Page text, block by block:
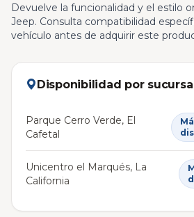
Devuelve la funcionalidad y el estilo
Jeep. Consulta compatibilidad
vehículo antes de adquirir este
Disponibilidad por
Parque Cerro Verde, El
Cafetal
Unicentro el Marqués, La
California